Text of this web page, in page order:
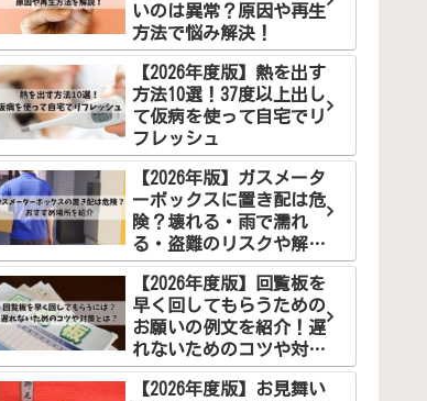
いのは異常？原因や再生
方法で悩み解決！
【2026年度版】熱を出す
方法10選！37度以上出し
て仮病を使って自宅でリ
フレッシュ
【2026年版】ガスメータ
ーボックスに置き配は危
険？壊れる・雨で濡れ
る・盗難のリスクや解決
案を徹底解説
【2026年度版】回覧板を
早く回してもらうための
お願いの例文を紹介！遅
れないためのコツや対策
とは？
【2026年度版】お見舞い